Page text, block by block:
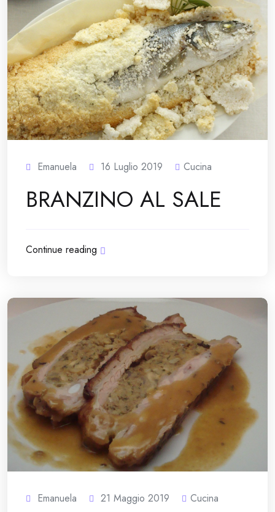
Emanuela 16 Luglio 2019 Cucina
BRANZINO AL SALE
Continue reading
Emanuela 21 Maggio 2019 Cucina